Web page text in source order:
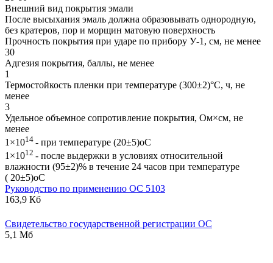
Внешний вид покрытия эмали
После высыхания эмаль должна образовывать однородную,
без кратеров, пор и морщин матовую поверхность
Прочность покрытия при ударе по прибору У-1, см, не менее
30
Адгезия покрытия, баллы, не менее
1
Термостойкость пленки при температуре (300±2)°С, ч, не
менее
3
Удельное объемное сопротивление покрытия, Ом×см, не
менее
1×1014 - при температуре (20±5)оС
1×1012 - после выдержки в условиях относительной
влажности (95±2)% в течение 24 часов при температуре
( 20±5)оС
Руководство по применению ОС 5103
163,9 Кб
Свидетельство государственной регистрации ОС
5,1 Мб